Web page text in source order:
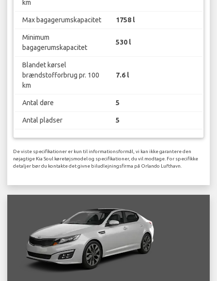
km
Max bagagerumskapacitet 1758 l
Minimum
bagagerumskapacitet
530 l
Blandet kørsel
brændstofforbrug pr. 100
km
7.6 l
Antal døre 5
Antal pladser 5
De viste specifikationer er kun til informationsformål, vi kan ikke garantere den
nøjagtige Kia Soul køretøjsmodel og specifikationer, du vil modtage. For specifikke
detaljer bør du kontakte det givne biludlejningsfirma på Orlando Lufthavn.